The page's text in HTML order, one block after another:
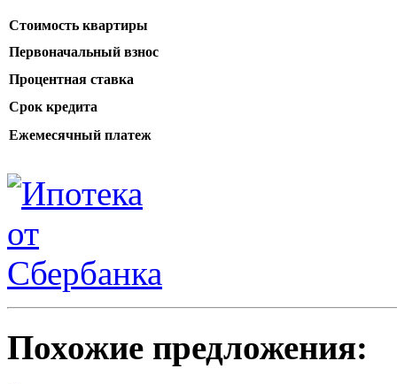
Стоимость квартиры
Первоначальный взнос
Процентная ставка
Срок кредита
Ежемесячный платеж
Похожие предложения: